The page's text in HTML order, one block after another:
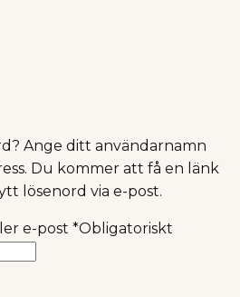
Ange ditt användarnamn
Du kommer att få en länk
lösenord via e-post.
e-post *Obligatoriskt